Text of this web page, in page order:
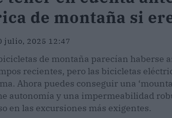
de montaña si
julio, 2025 12:47
de montaña parecían haberse
recientes, pero las bicicletas
Ahora puedes conseguir una
autonomía y una impermeabilidad
en las excursiones más exigentes.